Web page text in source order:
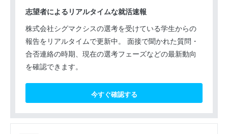
志望者によるリアルタイムな就活速報
株式会社シグマクシスの選考を受けている学生からの
報告をリアルタイムで更新中。 面接で聞かれた質問・
合否連絡の時期、現在の選考フェーズなどの最新動向
を確認できます。
今すぐ確認する